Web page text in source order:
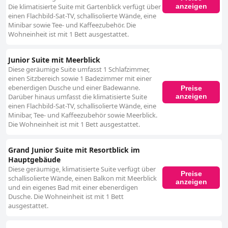
Die klimatisierte Suite mit Gartenblick verfügt über
einen Flachbild-Sat-TV, schallisolierte Wände, eine
Minibar sowie Tee- und Kaffeezubehör. Die
Wohneinheit ist mit 1 Bett ausgestattet.
anzeigen
Junior Suite mit Meerblick
Diese geräumige Suite umfasst 1 Schlafzimmer,
einen Sitzbereich sowie 1 Badezimmer mit einer
ebenerdigen Dusche und einer Badewanne.
Darüber hinaus umfasst die klimatisierte Suite
einen Flachbild-Sat-TV, schallisolierte Wände, eine
Minibar, Tee- und Kaffeezubehör sowie Meerblick.
Die Wohneinheit ist mit 1 Bett ausgestattet.
Preise
anzeigen
Grand Junior Suite mit Resortblick im
Hauptgebäude
Diese geräumige, klimatisierte Suite verfügt über
schallisolierte Wände, einen Balkon mit Meerblick
und ein eigenes Bad mit einer ebenerdigen
Dusche. Die Wohneinheit ist mit 1 Bett
ausgestattet.
Preise
anzeigen